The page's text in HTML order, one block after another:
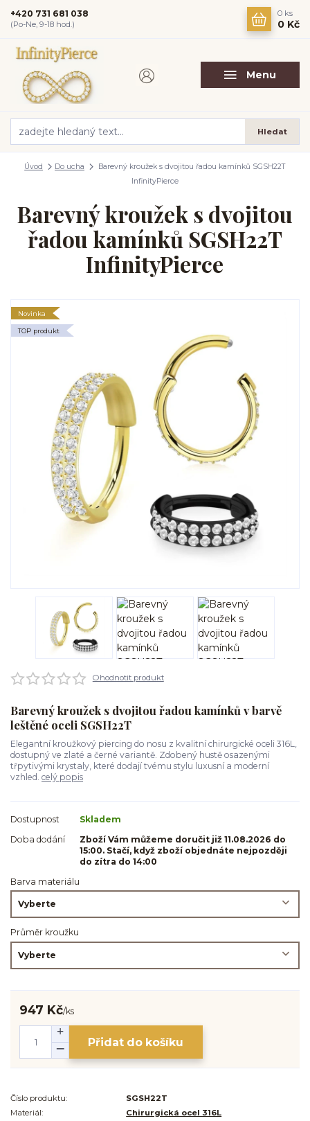
Menu
Hledat
+420 731 681 038
(Po-Ne, 9-18 hod.)
0 ks
0 Kč
Úvod Do ucha
Barevný kroužek s dvojitou řadou kamínků SGSH22T
InfinityPierce
Barevný kroužek s dvojitou
řadou kamínků SGSH22T
InfinityPierce
Novinka
TOP produkt
Ohodnotit produkt
Barevný kroužek s dvojitou řadou kamínků v barvě
leštěné oceli SGSH22T
Elegantní kroužkový piercing do nosu z kvalitní chirurgické oceli 316L,
dostupný ve zlaté a černé variantě. Zdobený hustě osazenými
třpytivými krystaly, které dodají tvému stylu luxusní a moderní
vzhled. celý popis
Dostupnost
Skladem
Doba dodání
Zboží Vám můžeme doručit již 11.08.2026 do
15:00. Stačí, když zboží objednáte nejpozději
do zítra do 14:00
Barva materiálu
Průměr kroužku
947 Kč/ks
Přidat do košíku
Číslo produktu:
SGSH22T
Materiál:
Chirurgická ocel 316L